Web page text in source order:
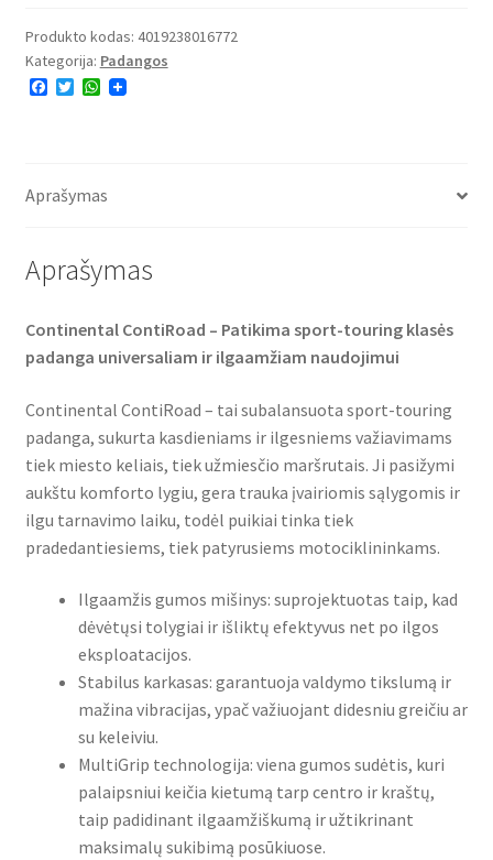
Produkto kodas: 4019238016772
Kategorija: Padangos
F
o
T
r
W
p
Aprašymas
Aprašymas
Continental ContiRoad – Patikima sport-touring klasės
padanga universaliam ir ilgaamžiam naudojimui
Continental ContiRoad – tai subalansuota sport-touring
padanga, sukurta kasdieniams ir ilgesniems važiavimams
tiek miesto keliais, tiek užmiesčio maršrutais. Ji pasižymi
aukštu komforto lygiu, gera trauka įvairiomis sąlygomis ir
ilgu tarnavimo laiku, todėl puikiai tinka tiek
pradedantiesiems, tiek patyrusiems motociklininkams.
Ilgaamžis gumos mišinys: suprojektuotas taip, kad
dėvėtųsi tolygiai ir išliktų efektyvus net po ilgos
eksploatacijos.
Stabilus karkasas: garantuoja valdymo tikslumą ir
mažina vibracijas, ypač važiuojant didesniu greičiu ar
su keleiviu.
MultiGrip technologija: viena gumos sudėtis, kuri
palaipsniui keičia kietumą tarp centro ir kraštų,
taip padidinant ilgaamžiškumą ir užtikrinant
maksimalų sukibimą posūkiuose.